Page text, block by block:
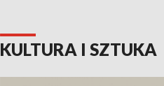
KULTURA I SZTUKA